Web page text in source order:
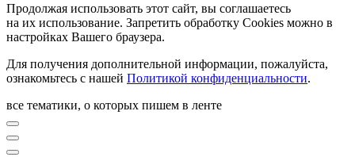
Продолжая использовать этот сайт, вы соглашаетесь
на их использование. Запретить обработку Cookies можно в
настройках Вашего браузера.
Для получения дополнительной информации, пожалуйста,
ознакомьтесь с нашей Политикой конфиденциальности.
все тематики, о которых пишем в ленте